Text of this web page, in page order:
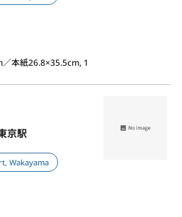
本紙26.8×35.5cm, 1
京駅
Wakayama